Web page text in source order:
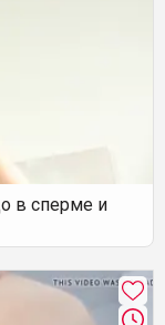
в сперме и